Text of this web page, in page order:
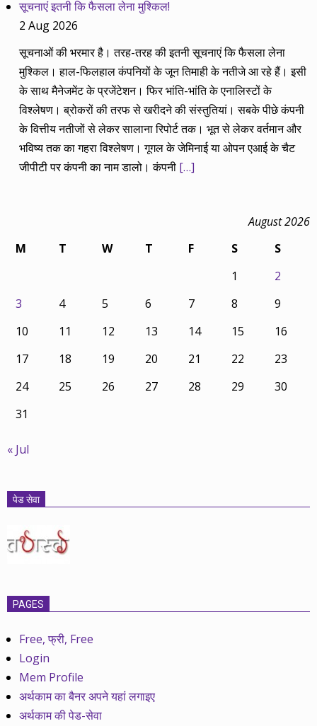
सूचनाएं इतनी कि फैसला लेना मुश्किल!
2 Aug 2026
सूचनाओं की भरमार है। तरह-तरह की इतनी सूचनाएं कि फैसला लेना
मुश्किल। हाल-फिलहाल कंपनियों के जून तिमाही के नतीजे आ रहे हैं। इसी
के साथ मैनेजमेंट के प्रजेंटेशन। फिर भांति-भांति के एनालिस्टों के
विश्लेषण। ब्रोकरों की तरफ से खरीदने की संस्तुतियां। सबके पीछे कंपनी
के वित्तीय नतीजों से लेकर सालाना रिपोर्ट तक। भूत से लेकर वर्तमान और
भविष्य तक का गहरा विश्लेषण। गूगल के जेमिनाई या ओपन एआई के चैट
जीपीटी पर कंपनी का नाम डालो। कंपनी […]
August 2026
M
T W T F S
S
1
2
3
4 5 6 7 8
9
10
11 12 13 14 15
16
17
18 19 20 21 22
23
24
25 26 27 28 29
30
31
« Jul
पेड सेवा
PAGES
Free, फ्री, Free
Login
Mem Profile
अर्थकाम का बैनर अपने यहां लगाइए
अर्थकाम की पेड-सेवा